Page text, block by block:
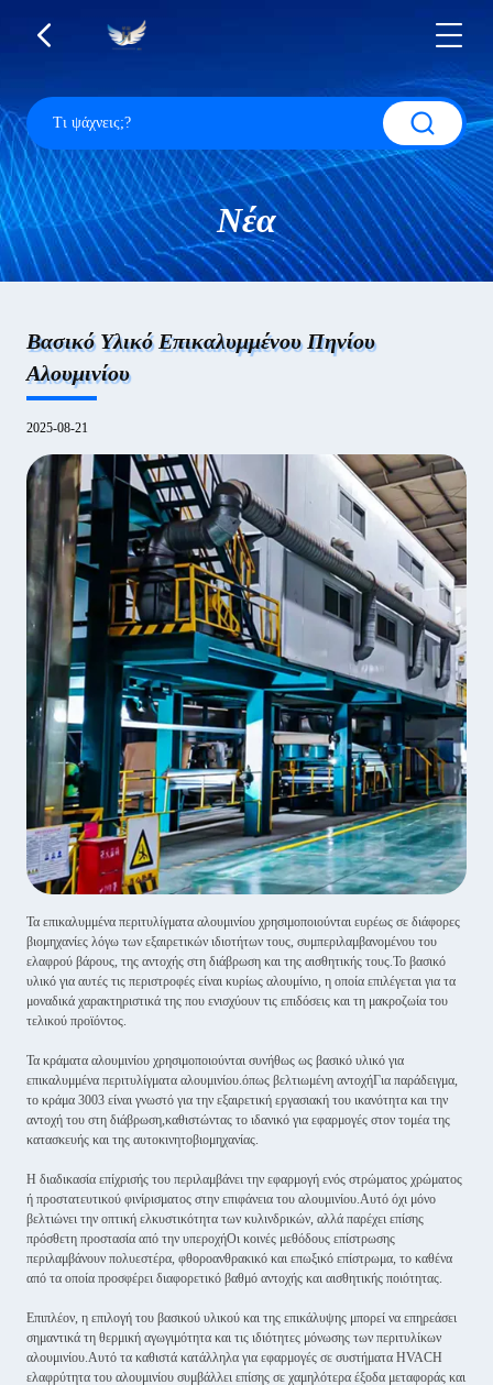
Νέα
Βασικό Υλικό Επικαλυμμένου Πηνίου
Αλουμινίου
2025-08-21
Τα επικαλυμμένα περιτυλίγματα αλουμινίου χρησιμοποιούνται ευρέως σε διάφορες
βιομηχανίες λόγω των εξαιρετικών ιδιοτήτων τους, συμπεριλαμβανομένου του
ελαφρού βάρους, της αντοχής στη διάβρωση και της αισθητικής τους.Το βασικό
υλικό για αυτές τις περιστροφές είναι κυρίως αλουμίνιο, η οποία επιλέγεται για τα
μοναδικά χαρακτηριστικά της που ενισχύουν τις επιδόσεις και τη μακροζωία του
τελικού προϊόντος.
Τα κράματα αλουμινίου χρησιμοποιούνται συνήθως ως βασικό υλικό για
επικαλυμμένα περιτυλίγματα αλουμινίου.όπως βελτιωμένη αντοχήΓια παράδειγμα,
το κράμα 3003 είναι γνωστό για την εξαιρετική εργασιακή του ικανότητα και την
αντοχή του στη διάβρωση,καθιστώντας το ιδανικό για εφαρμογές στον τομέα της
κατασκευής και της αυτοκινητοβιομηχανίας.
Η διαδικασία επίχρισής του περιλαμβάνει την εφαρμογή ενός στρώματος χρώματος
ή προστατευτικού φινίρισματος στην επιφάνεια του αλουμινίου.Αυτό όχι μόνο
βελτιώνει την οπτική ελκυστικότητα των κυλινδρικών, αλλά παρέχει επίσης
πρόσθετη προστασία από την υπεροχήΟι κοινές μεθόδους επίστρωσης
περιλαμβάνουν πολυεστέρα, φθοροανθρακικό και επωξικό επίστρωμα, το καθένα
από τα οποία προσφέρει διαφορετικό βαθμό αντοχής και αισθητικής ποιότητας.
Επιπλέον, η επιλογή του βασικού υλικού και της επικάλυψης μπορεί να επηρεάσει
σημαντικά τη θερμική αγωγιμότητα και τις ιδιότητες μόνωσης των περιτυλίκων
αλουμινίου.Αυτό τα καθιστά κατάλληλα για εφαρμογές σε συστήματα HVACΗ
ελαφρύτητα του αλουμινίου συμβάλλει επίσης σε χαμηλότερα έξοδα μεταφοράς και